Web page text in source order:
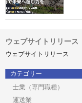
ウェブサイトリリース
ウェブサイトリリース
カテゴリー
士業（専門職種）
運送業